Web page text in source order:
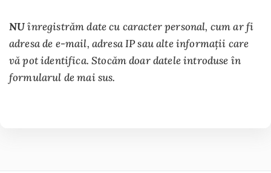
NUînregistrăm date cu caracter personal, cum ar fi
adresa de e-mail, adresa IP sau alte informații care
vă pot identifica. Stocăm doar datele introduse în
formularul de mai sus.